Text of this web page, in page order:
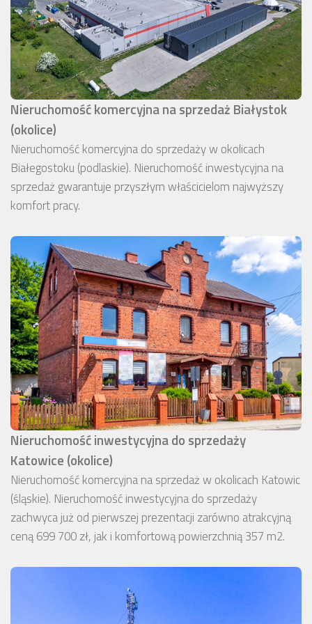
Nieruchomość komercyjna na sprzedaż Białystok
(okolice)
Nieruchomość komercyjna do sprzedaży w okolicach
Białegostoku (podlaskie). Nieruchomość inwestycyjna na
sprzedaż gwarantuje przyszłym właścicielom najwyższy
komfort pracy.
Nieruchomość inwestycyjna do sprzedaży
Katowice (okolice)
Nieruchomość komercyjna na sprzedaż w okolicach Katowic
(śląskie). Nieruchomość inwestycyjna do sprzedaży
zachwyca już od pierwszej prezentacji zarówno atrakcyjną
ceną 699 700 zł, jak i komfortową powierzchnią 357 m2.